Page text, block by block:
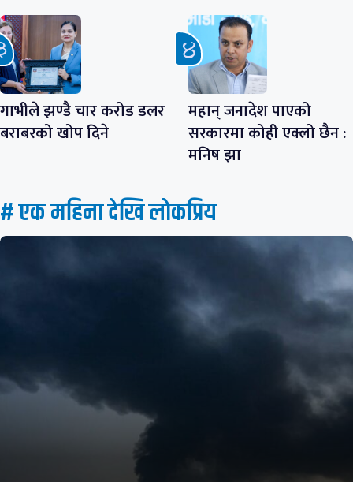
गाभीले झण्डै चार करोड डलर
बराबरको खोप दिने
महान् जनादेश पाएको
सरकारमा कोही एक्लो छैन :
मनिष झा
# एक महिना देखि लाेकप्रिय